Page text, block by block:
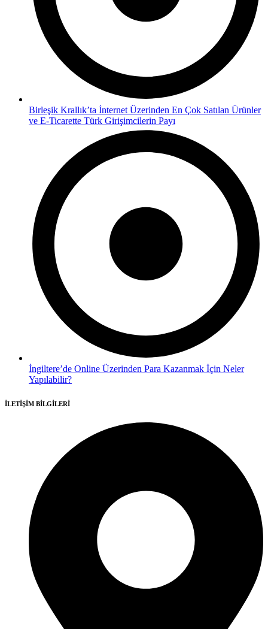
Birleşik Krallık’ta İnternet Üzerinden En Çok Satılan Ürünler
ve E-Ticarette Türk Girişimcilerin Payı
İngiltere’de Online Üzerinden Para Kazanmak İçin Neler
Yapılabilir?
İLETİŞİM BİLGİLERİ